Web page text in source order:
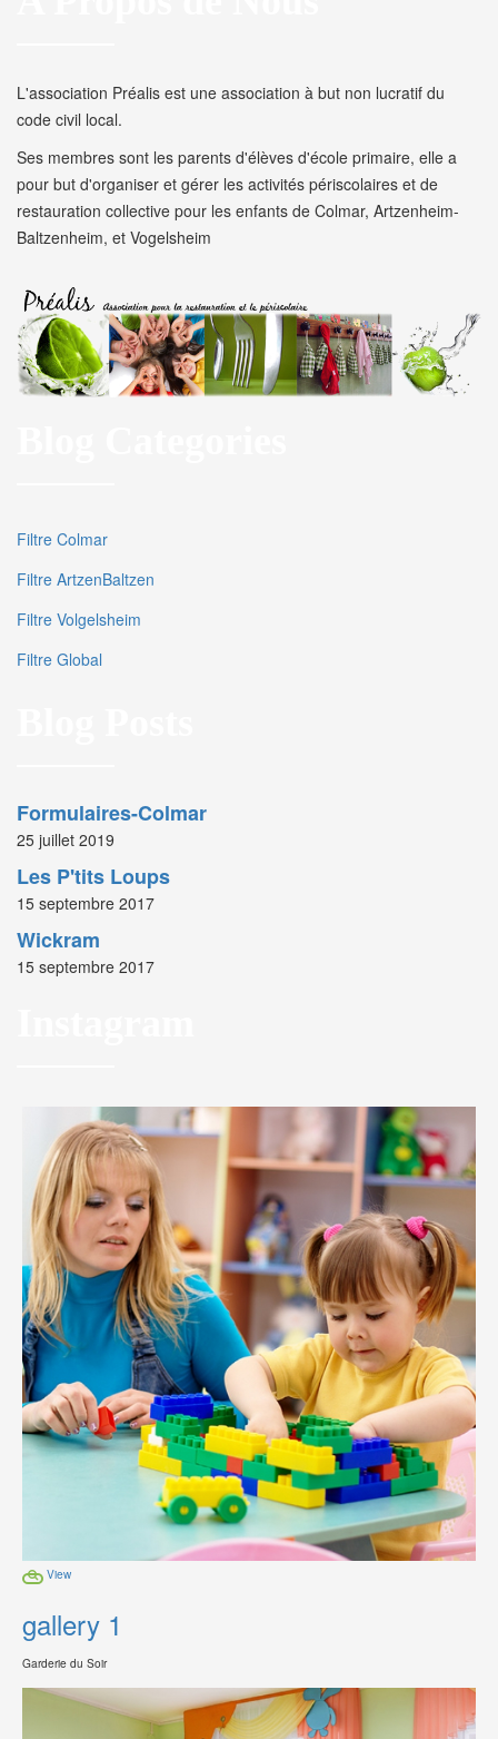
L'association Préalis est une association à but non lucratif du
code civil local.
Ses membres sont les parents d'élèves d'école primaire, elle a
pour but d'organiser et gérer les activités périscolaires et de
restauration collective pour les enfants de Colmar, Artzenheim-
Baltzenheim, et Vogelsheim
Filtre Colmar
Filtre ArtzenBaltzen
Filtre Volgelsheim
Filtre Global
Formulaires-Colmar
25 juillet 2019
Les P'tits Loups
15 septembre 2017
Wickram
15 septembre 2017
View
gallery 1
Garderie du Soir